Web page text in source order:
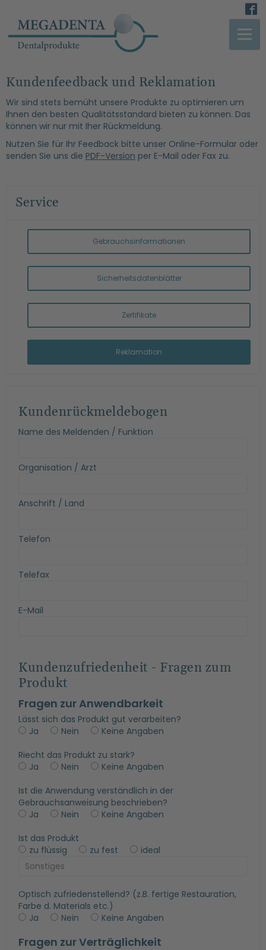
Kundenfeedback und Reklamation
Wir sind stets bemüht unsere Produkte zu optimieren um
Ihnen den besten Qualitätsstandard bieten zu können. Das
können wir nur mit Iher Rückmeldung.
Nutzen Sie für Ihr Feedback bitte unser Online-Formular oder
senden Sie uns die PDF-Version per E-Mail oder Fax zu.
Service
Gebrauchsinformationen
Sicherheitsdatenblätter
Zertifikate
Reklamation
Kundenrückmeldebogen
Name des Meldenden / Funktion
Organisation / Arzt
Anschrift / Land
Telefon
Telefax
E-Mail
Kundenzufriedenheit - Fragen zum
Produkt
Fragen zur Anwendbarkeit
Lässt sich das Produkt gut verarbeiten?
Ja
Nein
Keine Angaben
Riecht das Produkt zu stark?
Ja
Nein
Keine Angaben
Ist die Anwendung verständlich in der
Gebrauchsanweisung beschrieben?
Ja
Nein
Keine Angaben
Ist das Produkt
zu flüssig
zu fest ideal
Optisch zufriedenstellend? (z.B. fertige Restauration,
Farbe d. Materials etc.)
Ja
Nein Keine Angaben
Fragen zur Verträglichkeit